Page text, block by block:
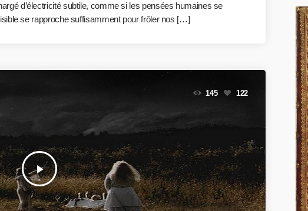
d’électricité subtile, comme si les pensées humaines se
se rapproche suffisamment pour frôler nos […]
play_arrow
145 122